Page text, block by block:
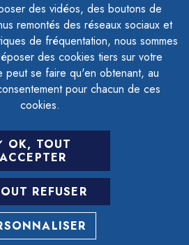
des vidéos, des boutons de
remontés des réseaux sociaux et
de fréquentation, nous sommes
des cookies tiers sur votre
peut se faire qu'en obtenant, au
pour chacun de ces
cookies.
OK, TOUT
ACCEPTER
REFUSER
- PARTIELLEMENT CONFORME
PLAN DU SITE
LÉGALES
À LA PROTECTION DES DONNÉES
DES COOKIES
D'INFORMATION
ADRESSE E-MAIL
VOUS INSCRIRE :
DÉSINSCRIPTION